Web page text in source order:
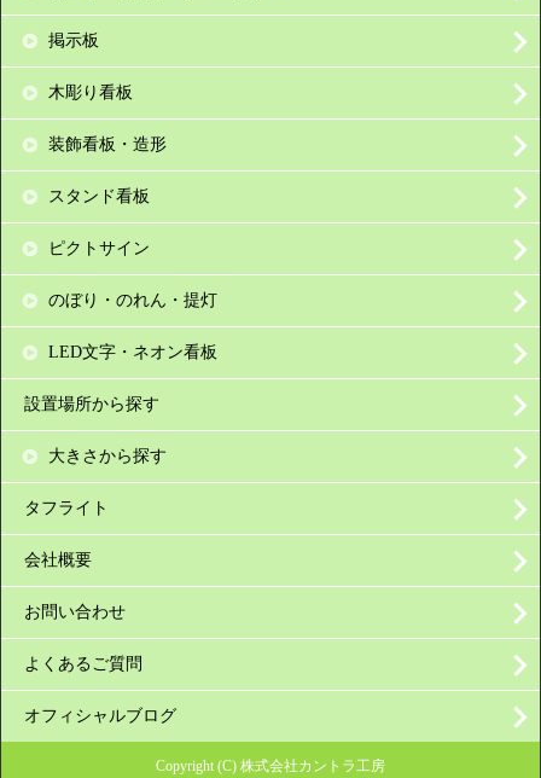
掲示板
木彫り看板
装飾看板・造形
スタンド看板
ピクトサイン
のぼり・のれん・提灯
LED文字・ネオン看板
設置場所から探す
大きさから探す
タフライト
会社概要
お問い合わせ
よくあるご質問
オフィシャルブログ
Copyright (C) 株式会社カントラ工房